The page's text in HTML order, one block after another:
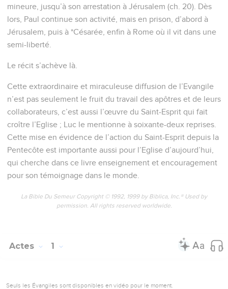
mineure, jusqu’à son arrestation à Jérusalem (ch. 20). Dès
lors, Paul continue son activité, mais en prison, d’abord à
Jérusalem, puis à *Césarée, enfin à Rome où il vit dans une
semi-liberté.
Le récit s’achève là.
Cette extraordinaire et miraculeuse diffusion de l’Evangile
n’est pas seulement le fruit du travail des apôtres et de leurs
collaborateurs, c’est aussi l’œuvre du Saint-Esprit qui fait
croître l’Eglise ; Luc le mentionne à soixante-deux reprises.
Cette mise en évidence de l’action du Saint-Esprit depuis la
Pentecôte est importante aussi pour l’Eglise d’aujourd’hui,
qui cherche dans ce livre enseignement et encouragement
pour son témoignage dans le monde.
La Bible Du Semeur Copyright © 1992, 1999 by Biblica, Inc.® Used by
permission. All rights reserved worldwide.
Actes 1
Seuls les Évangiles sont disponibles en vidéo pour le moment.